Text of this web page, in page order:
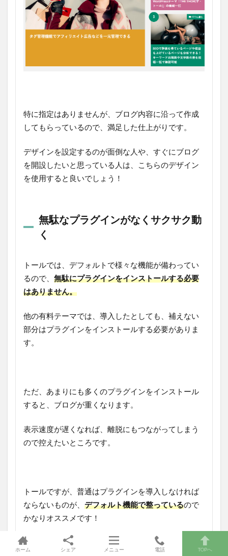
特に指定はありませんが、ブログ内容に沿って作成
してもらっているので、満足した仕上がりです。
デザインを設定するのが面倒な人や、すぐにブログ
を開設したいと思っている人は、こちらのデザイン
を使用すると良いでしょう！
無駄なプラグインがなくサクサク動
く
トールでは、デフォルトで様々な機能が備わってい
るので、 無駄にプラグインをインストールする必要
はありません。
他の有料テーマでは、導入したとしても、補えない
部分はプラグインをインストールする必要がありま
す。
ただ、あまりにも多くのプラグインをインストール
すると、ブログが重くなります。
表示速度が遅くなれば、離脱にもつながってしまう
ので控えたいところです。
トールですが、普通はプラグインを導入しなければ
ならないものが、 デフォルト機能で整っているので
かなりオススメです！
ホーム シェア メニュー 電話 TOPへ